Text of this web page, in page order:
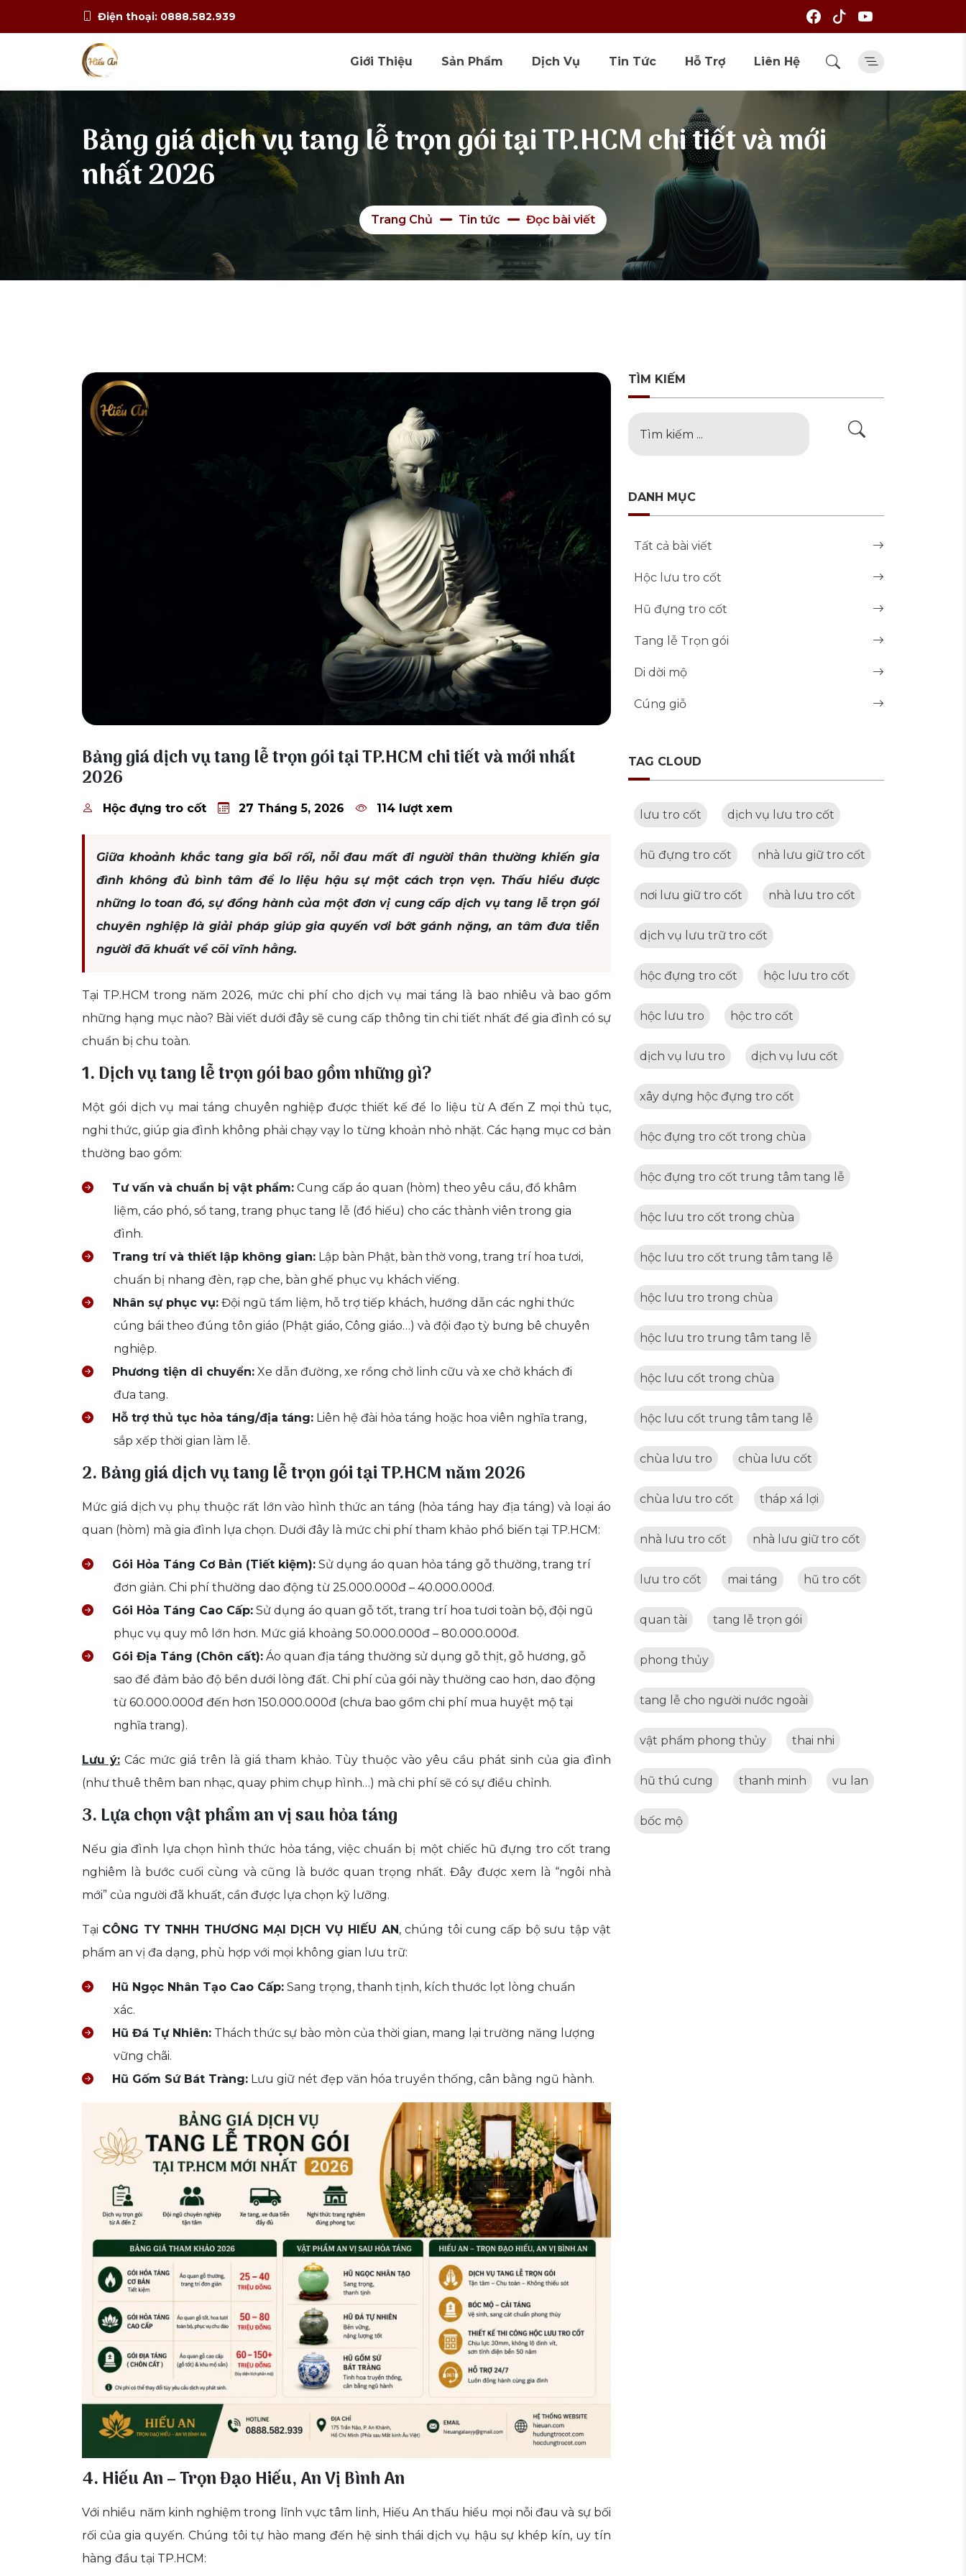
Điện thoại: 0888.582.939
Giới Thiệu Sản Phẩm Dịch Vụ Tin Tức Hỗ Trợ Liên Hệ
Bảng giá dịch vụ tang lễ trọn gói tại TP.HCM chi tiết và mới
nhất 2026
Trang Chủ Tin tức Đọc bài viết
Bảng giá dịch vụ tang lễ trọn gói tại TP.HCM chi tiết và mới nhất
2026
Hộc đựng tro cốt 27 Tháng 5, 2026 114 lượt xem
Giữa khoảnh khắc tang gia bối rối, nỗi đau mất đi người thân thường khiến gia
đình không đủ bình tâm để lo liệu hậu sự một cách trọn vẹn. Thấu hiểu được
những lo toan đó, sự đồng hành của một đơn vị cung cấp dịch vụ tang lễ trọn gói
chuyên nghiệp là giải pháp giúp gia quyến vơi bớt gánh nặng, an tâm đưa tiễn
người đã khuất về cõi vĩnh hằng.
Tại TP.HCM trong năm 2026, mức chi phí cho dịch vụ mai táng là bao nhiêu và bao gồm
những hạng mục nào? Bài viết dưới đây sẽ cung cấp thông tin chi tiết nhất để gia đình có sự
chuẩn bị chu toàn.
1. Dịch vụ tang lễ trọn gói bao gồm những gì?
Một gói dịch vụ mai táng chuyên nghiệp được thiết kế để lo liệu từ A đến Z mọi thủ tục,
nghi thức, giúp gia đình không phải chạy vạy lo từng khoản nhỏ nhặt. Các hạng mục cơ bản
thường bao gồm:
Tư vấn và chuẩn bị vật phẩm: Cung cấp áo quan (hòm) theo yêu cầu, đồ khâm
liệm, cáo phó, sổ tang, trang phục tang lễ (đồ hiếu) cho các thành viên trong gia
đình.
Trang trí và thiết lập không gian: Lập bàn Phật, bàn thờ vong, trang trí hoa tươi,
chuẩn bị nhang đèn, rạp che, bàn ghế phục vụ khách viếng.
Nhân sự phục vụ: Đội ngũ tẩm liệm, hỗ trợ tiếp khách, hướng dẫn các nghi thức
cúng bái theo đúng tôn giáo (Phật giáo, Công giáo…) và đội đạo tỳ bưng bê chuyên
nghiệp.
Phương tiện di chuyển: Xe dẫn đường, xe rồng chở linh cữu và xe chở khách đi
đưa tang.
Hỗ trợ thủ tục hỏa táng/địa táng: Liên hệ đài hỏa táng hoặc hoa viên nghĩa trang,
sắp xếp thời gian làm lễ.
2. Bảng giá dịch vụ tang lễ trọn gói tại TP.HCM năm 2026
Mức giá dịch vụ phụ thuộc rất lớn vào hình thức an táng (hỏa táng hay địa táng) và loại áo
quan (hòm) mà gia đình lựa chọn. Dưới đây là mức chi phí tham khảo phổ biến tại TP.HCM:
Gói Hỏa Táng Cơ Bản (Tiết kiệm): Sử dụng áo quan hỏa táng gỗ thường, trang trí
đơn giản. Chi phí thường dao động từ 25.000.000đ – 40.000.000đ.
Gói Hỏa Táng Cao Cấp: Sử dụng áo quan gỗ tốt, trang trí hoa tươi toàn bộ, đội ngũ
phục vụ quy mô lớn hơn. Mức giá khoảng 50.000.000đ – 80.000.000đ.
Gói Địa Táng (Chôn cất): Áo quan địa táng thường sử dụng gỗ thịt, gỗ hương, gỗ
sao để đảm bảo độ bền dưới lòng đất. Chi phí của gói này thường cao hơn, dao động
từ 60.000.000đ đến hơn 150.000.000đ (chưa bao gồm chi phí mua huyệt mộ tại
nghĩa trang).
Lưu ý:Các mức giá trên là giá tham khảo. Tùy thuộc vào yêu cầu phát sinh của gia đình
(như thuê thêm ban nhạc, quay phim chụp hình…) mà chi phí sẽ có sự điều chỉnh.
3. Lựa chọn vật phẩm an vị sau hỏa táng
Nếu gia đình lựa chọn hình thức hỏa táng, việc chuẩn bị một chiếc hũ đựng tro cốt trang
nghiêm là bước cuối cùng và cũng là bước quan trọng nhất. Đây được xem là “ngôi nhà
mới” của người đã khuất, cần được lựa chọn kỹ lưỡng.
Tại CÔNG TY TNHH THƯƠNG MẠI DỊCH VỤ HIẾU AN, chúng tôi cung cấp bộ sưu tập vật
phẩm an vị đa dạng, phù hợp với mọi không gian lưu trữ:
Hũ Ngọc Nhân Tạo Cao Cấp: Sang trọng, thanh tịnh, kích thước lọt lòng chuẩn
xác.
Hũ Đá Tự Nhiên: Thách thức sự bào mòn của thời gian, mang lại trường năng lượng
vững chãi.
Hũ Gốm Sứ Bát Tràng: Lưu giữ nét đẹp văn hóa truyền thống, cân bằng ngũ hành.
4. Hiếu An – Trọn Đạo Hiếu, An Vị Bình An
Với nhiều năm kinh nghiệm trong lĩnh vực tâm linh, Hiếu An thấu hiểu mọi nỗi đau và sự bối
rối của gia quyến. Chúng tôi tự hào mang đến hệ sinh thái dịch vụ hậu sự khép kín, uy tín
hàng đầu tại TP.HCM:
TÌM KIẾM
DANH MỤC
Tất cả bài viết
Hộc lưu tro cốt
Hũ đựng tro cốt
Tang lễ Trọn gói
Di dời mộ
Cúng giỗ
TAG CLOUD
lưu tro cốt dịch vụ lưu tro cốt
hũ đựng tro cốt nhà lưu giữ tro cốt
nơi lưu giữ tro cốt nhà lưu tro cốt
dịch vụ lưu trữ tro cốt
hộc đựng tro cốt hộc lưu tro cốt
hộc lưu tro hộc tro cốt
dịch vụ lưu tro dịch vụ lưu cốt
xây dựng hộc đựng tro cốt
hộc đựng tro cốt trong chùa
hộc đựng tro cốt trung tâm tang lễ
hộc lưu tro cốt trong chùa
hộc lưu tro cốt trung tâm tang lễ
hộc lưu tro trong chùa
hộc lưu tro trung tâm tang lễ
hộc lưu cốt trong chùa
hộc lưu cốt trung tâm tang lễ
chùa lưu tro chùa lưu cốt
chùa lưu tro cốt tháp xá lợi
nhà lưu tro cốt nhà lưu giữ tro cốt
lưu tro cốt mai táng hũ tro cốt
quan tài tang lễ trọn gói
phong thủy
tang lễ cho người nước ngoài
vật phẩm phong thủy thai nhi
hũ thú cưng thanh minh vu lan
bốc mộ